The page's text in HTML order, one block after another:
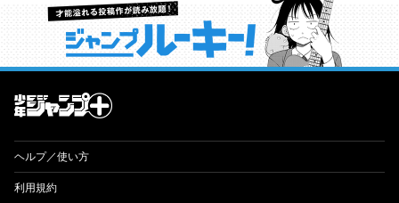
才能溢れる投稿作が読み放題！ ジャンプルーキー！
ヘルプ／使い方
利用規約